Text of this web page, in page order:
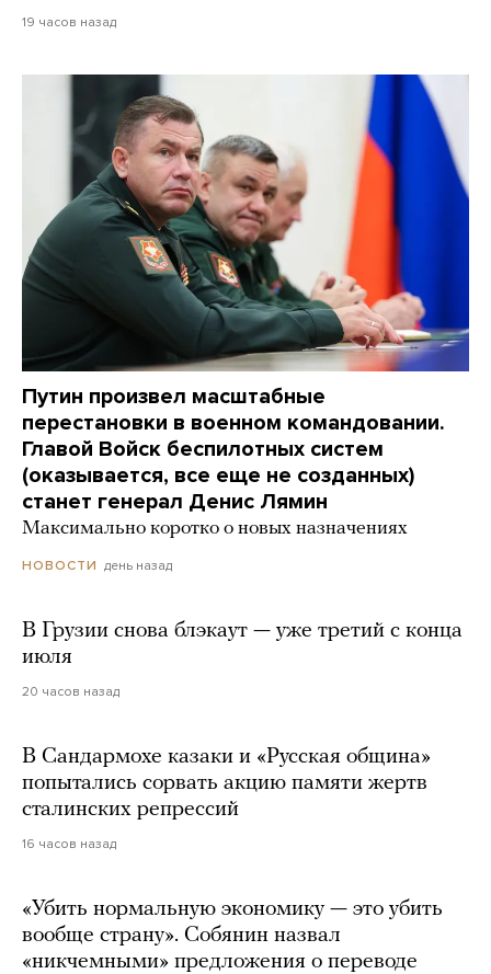
19 часов назад
Путин произвел масштабные
перестановки в военном командовании.
Главой Войск беспилотных систем
(оказывается, все еще не созданных)
станет генерал Денис Лямин
Максимально коротко о новых назначениях
НОВОСТИ день назад
В Грузии снова блэкаут — уже третий с конца
июля
20 часов назад
В Сандармохе казаки и «Русская община»
попытались сорвать акцию памяти жертв
сталинских репрессий
16 часов назад
«Убить нормальную экономику — это убить
вообще страну». Собянин назвал
«никчемными» предложения о переводе